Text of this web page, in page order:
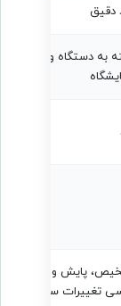
دقیق
به دستگاه و
پایش و
تغییرات سریالی